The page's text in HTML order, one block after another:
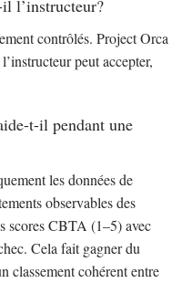
l’instructeur?
contrôlés. Project Orca
peut accepter,
t-il pendant une
les données de
observables des
scores CBTA (1–5) avec
Cela fait gagner du
classement cohérent entre